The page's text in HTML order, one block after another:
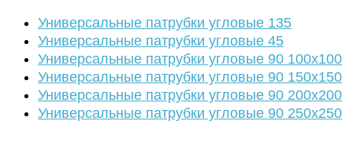
Универсальные патрубки угловые 135
Универсальные патрубки угловые 45
Универсальные патрубки угловые 90 100х100
Универсальные патрубки угловые 90 150х150
Универсальные патрубки угловые 90 200х200
Универсальные патрубки угловые 90 250х250